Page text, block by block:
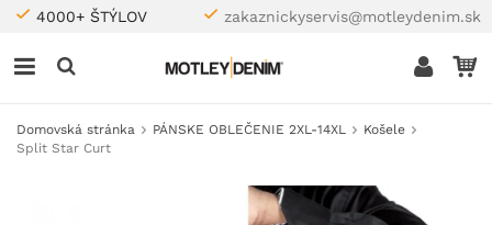
4000+ ŠTÝLOV zakaznickyservis@motleydenim.sk
Domovská stránka PÁNSKE OBLEČENIE 2XL-14XL
Košele
Split Star Curt